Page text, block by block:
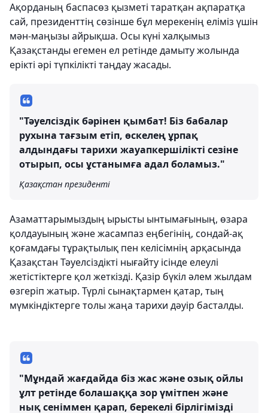
Ақорданың баспасөз қызметі таратқан ақпаратқа
сай, президенттің сөзінше бұл мерекенің еліміз үшін
мән-маңызы айрықша. Осы күні халқымыз
Қазақстанды егемен ел ретінде дамыту жолында
ерікті әрі түпкілікті таңдау жасады.
"Тәуелсіздік бәрінен қымбат! Біз бабалар
рухына тағзым етіп, өскелең ұрпақ
алдындағы тарихи жауапкершілікті сезіне
отырып, осы ұстанымға адал боламыз."
Қазақстан президенті
Азаматтарымыздың ырысты ынтымағының, өзара
қолдауының және жасампаз еңбегінің, сондай-ақ
қоғамдағы тұрақтылық пен келісімнің арқасында
Қазақстан Тәуелсіздікті нығайту ісінде елеулі
жетістіктерге қол жеткізді. Қазір бүкіл әлем жылдам
өзгеріп жатыр. Түрлі сынақтармен қатар, тың
мүмкіндіктерге толы жаңа тарихи дәуір басталды.
"Мұндай жағдайда біз жас және озық ойлы
ұлт ретінде болашаққа зор үмітпен және
нық сеніммен қарап, берекелі бірлігімізді